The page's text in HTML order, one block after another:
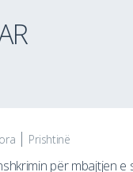
Prishtinë
për mbajtjen